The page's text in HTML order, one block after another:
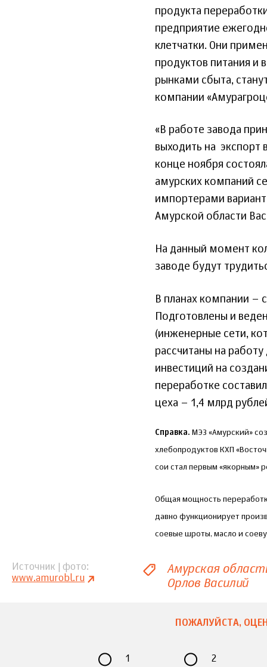
продукта
предприятие
клетчатки. Они
продуктов питания и
рынками сбыта,
компании
«В работе завода
выходить на экспорт
конце ноября
амурских компаний
импортерами
Амурской области
На данный момент
заводе будут
В планах компании –
Подготовлены и
(инженерные сети,
рассчитаны на
инвестиций на
переработке
цеха – 1,4 млрд
Справка. МЭЗ «Амурский»
хлебопродуктов КХП
сои стал первым «якорным»
Общая мощность
давно функционирует
соевые шроты, масло и
Источник | фото
www.amurobl.ru
Амурская
Орлов Василий
ПОЖАЛУЙСТА,
1 2